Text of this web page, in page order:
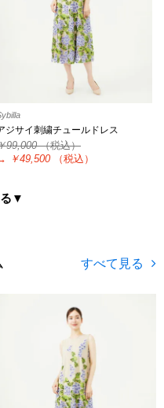
ジサイ刺繍チュールドレス
99,000（税込）
￥49,500 （税込）
る▼
すべて見る